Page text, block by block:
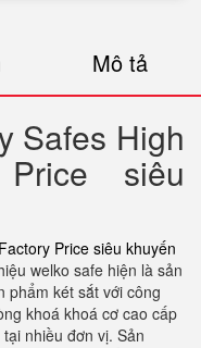
Mô tả
Safes High
siêu
Price siêu khuyến
welko safe hiện là sản
phẩm két sắt với công
khoá khoá cơ cao cấp
nhiều đơn vị. Sản